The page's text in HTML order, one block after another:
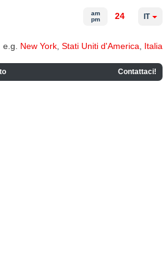
e.g. New York Stati Uniti d'America Italia
Contattaci!
am
pm
24 IT